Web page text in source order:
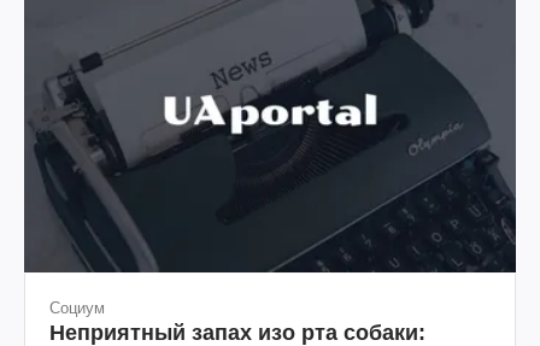
Социум
Неприятный запах изо рта собаки: